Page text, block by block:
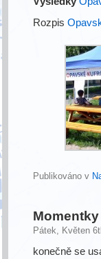
Rozpis
Publikováno v
Pátek, Květen
konečně se